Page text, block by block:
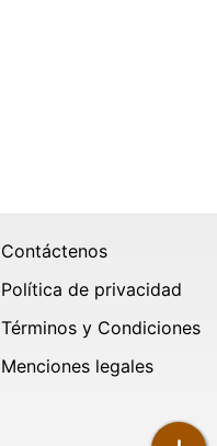
Contáctenos
Política de privacidad
Términos y Condiciones
Menciones legales